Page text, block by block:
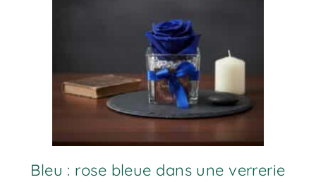
Bleu : rose bleue dans une verrerie